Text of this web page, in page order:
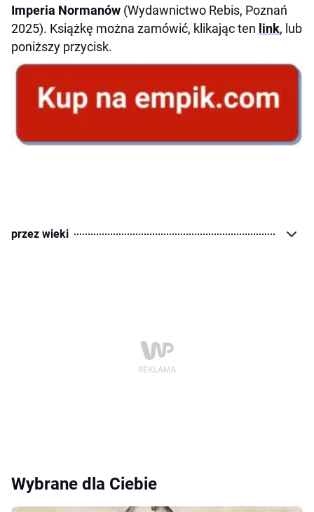
Imperia Normanów (Wydawnictwo Rebis, Poznań
2025). Książkę można zamówić, klikając ten link, lub
poniższy przycisk.
przez wieki
Wybrane dla Ciebie